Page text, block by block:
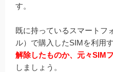
す。
既に持っているスマートフ
ル）で購入したSIMを利用
解除したものか、元々SIM
しましょう。